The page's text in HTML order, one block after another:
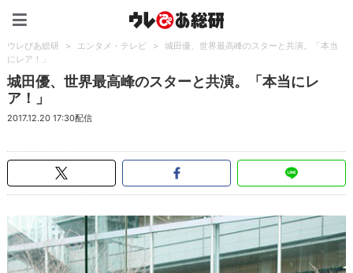
ウレぴあ総研 > エンタメ・テレビ >
城田優、世界最高峰のスターと共演。「本当
にレア！」
城田優、世界最高峰のスターと共演。「本当にレ
ア！」
2017.12.20 17:30配信